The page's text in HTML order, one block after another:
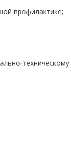
профилактике;